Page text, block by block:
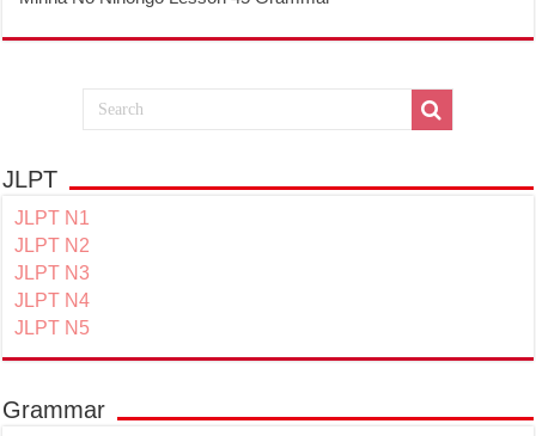
JLPT
JLPT N1
JLPT N2
JLPT N3
JLPT N4
JLPT N5
Grammar